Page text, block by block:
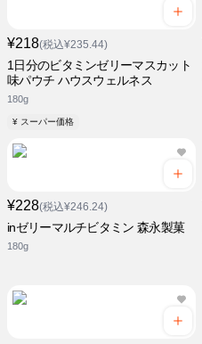
¥218(税込¥235.44)
1日分のビタミンゼリーマスカット
味パウチ ハウスウェルネス
180g
¥ スーパー価格
¥228(税込¥246.24)
inゼリーマルチビタミン 森永製菓
180g